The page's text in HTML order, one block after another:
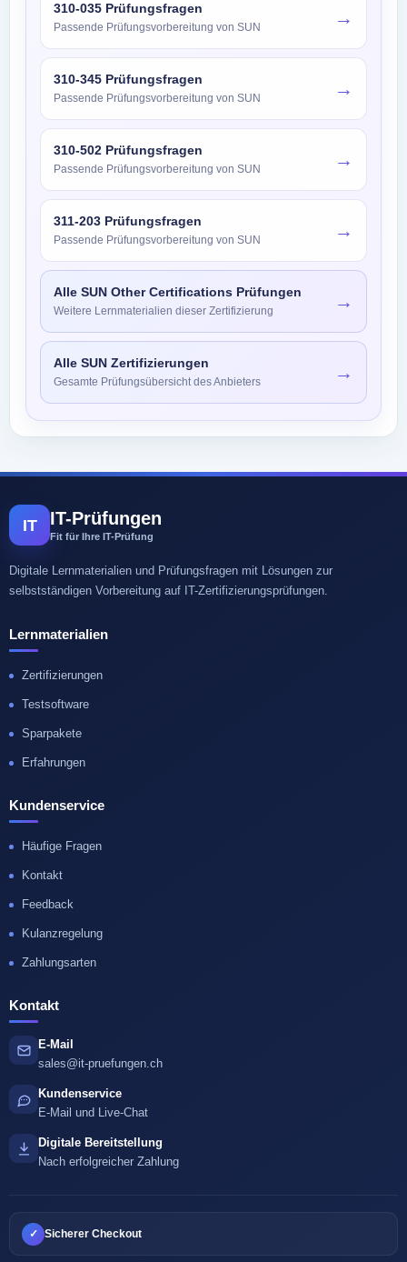
310-035 Prüfungsfragen
Passende Prüfungsvorbereitung von SUN →
310-345 Prüfungsfragen
Passende Prüfungsvorbereitung von SUN →
310-502 Prüfungsfragen
Passende Prüfungsvorbereitung von SUN →
311-203 Prüfungsfragen
Passende Prüfungsvorbereitung von SUN →
Alle SUN Other Certifications Prüfungen
Weitere Lernmaterialien dieser Zertifizierung →
Alle SUN Zertifizierungen
Gesamte Prüfungsübersicht des Anbieters →
IT IT-Prüfungen
Fit für Ihre IT-Prüfung
Digitale Lernmaterialien und Prüfungsfragen mit Lösungen zur
selbstständigen Vorbereitung auf IT-Zertifizierungsprüfungen.
Lernmaterialien
Zertifizierungen
Testsoftware
Sparpakete
Erfahrungen
Kundenservice
Häufige Fragen
Kontakt
Feedback
Kulanzregelung
Zahlungsarten
Kontakt
E-Mail
sales@it-pruefungen.ch
Kundenservice
E-Mail und Live-Chat
Digitale Bereitstellung
Nach erfolgreicher Zahlung
✓ Sicherer Checkout